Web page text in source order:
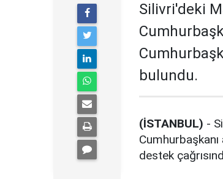
Silivri'deki
bulundu.
(İSTANBUL) -
destek